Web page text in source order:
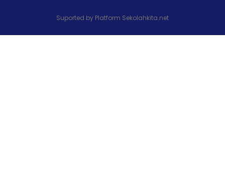
Suported by Platform Sekolahkita.net